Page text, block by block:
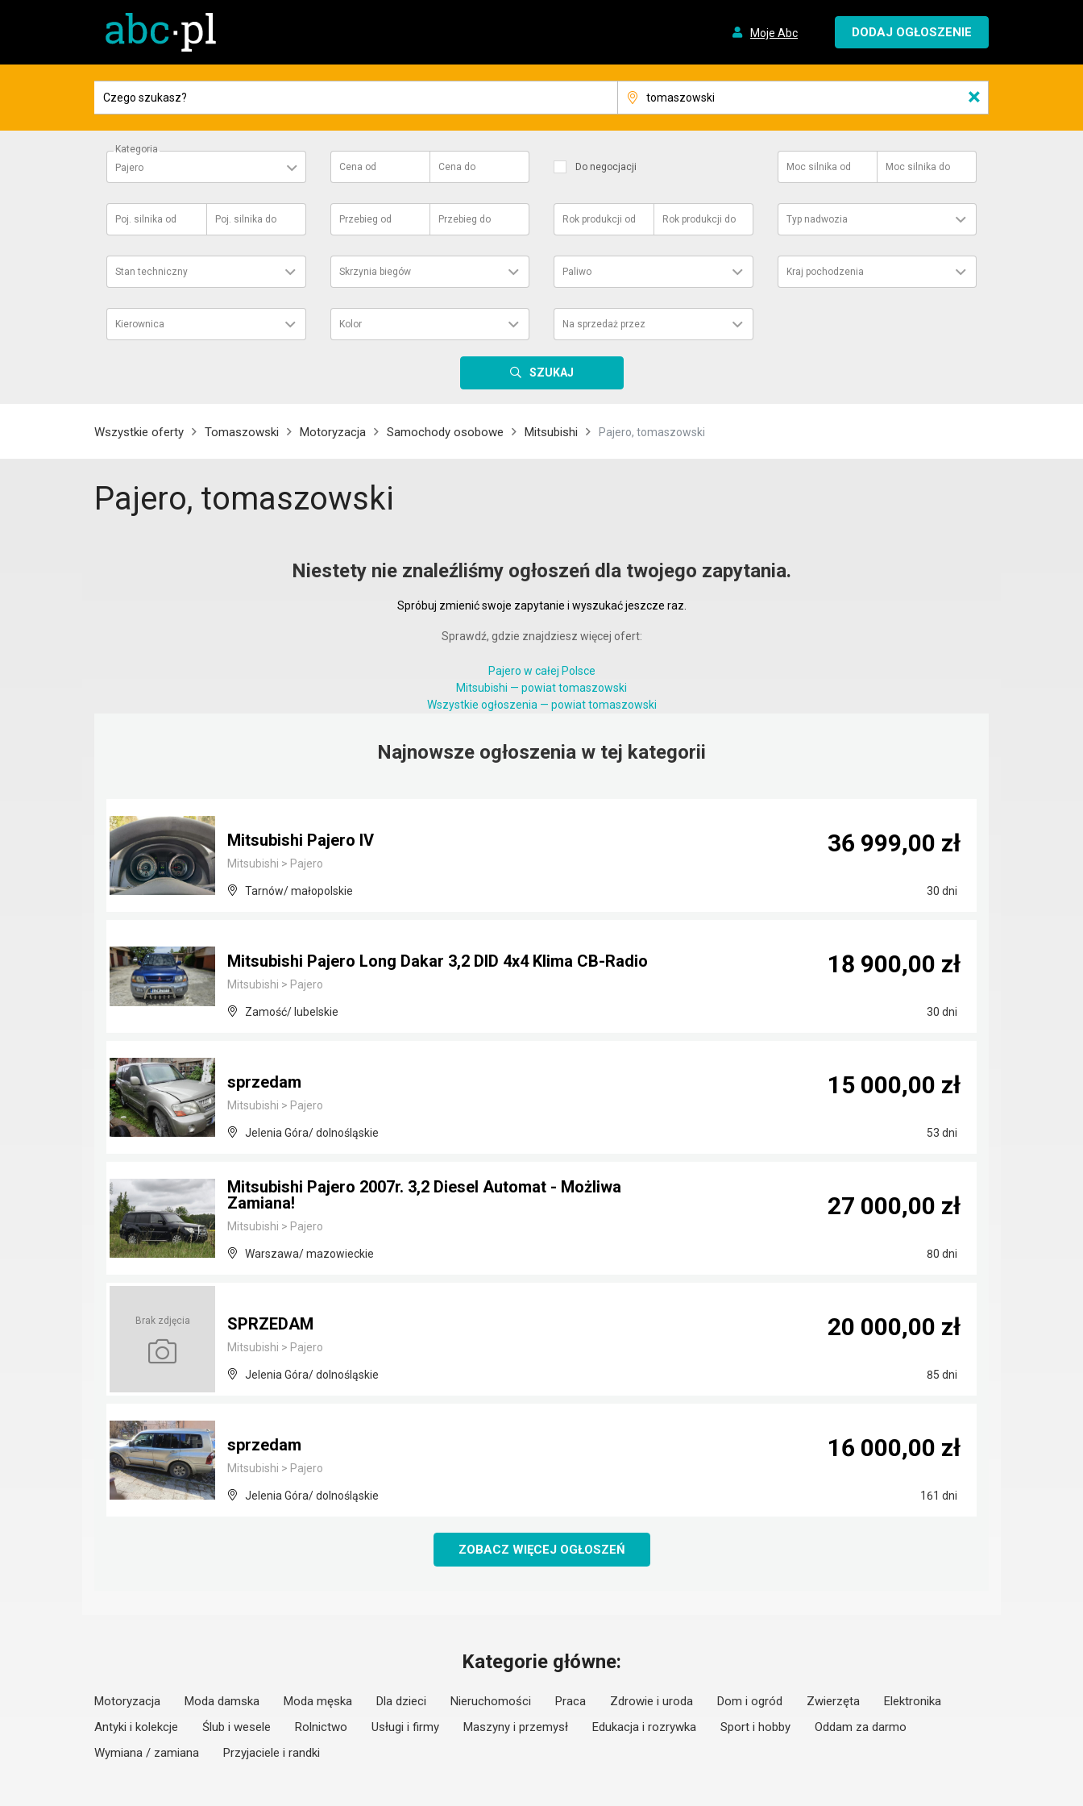
Moje Abc DODAJ OGŁOSZENIE
×
Kategoria
Pajero
Cena od Cena do Do negocjacji Moc silnika od Moc silnika do
Poj. silnika od Poj. silnika do Przebieg od Przebieg do Rok produkcji od Rok produkcji do Typ nadwozia
Stan techniczny Skrzynia biegów Paliwo Kraj pochodzenia
Kierownica Kolor Na sprzedaż przez
SZUKAJ
Wszystkie oferty Tomaszowski Motoryzacja Samochody osobowe Mitsubishi Pajero, tomaszowski
Pajero, tomaszowski
Niestety nie znaleźliśmy ogłoszeń dla twojego zapytania.
Spróbuj zmienić swoje zapytanie i wyszukać jeszcze raz.
Sprawdź, gdzie znajdziesz więcej ofert:
Pajero w całej Polsce
Mitsubishi — powiat tomaszowski
Wszystkie ogłoszenia — powiat tomaszowski
Najnowsze ogłoszenia w tej kategorii
Mitsubishi Pajero IV
Mitsubishi > Pajero
Tarnów/ małopolskie 30 dni
36 999,00 zł
Mitsubishi Pajero Long Dakar 3,2 DID 4x4 Klima CB-Radio
Mitsubishi > Pajero
Zamość/ lubelskie 30 dni
18 900,00 zł
sprzedam
Mitsubishi > Pajero
Jelenia Góra/ dolnośląskie 53 dni
15 000,00 zł
Mitsubishi Pajero 2007r. 3,2 Diesel Automat - Możliwa
Zamiana!
Mitsubishi > Pajero
Warszawa/ mazowieckie 80 dni
27 000,00 zł
Brak zdjęcia SPRZEDAM
Mitsubishi > Pajero
Jelenia Góra/ dolnośląskie 85 dni
20 000,00 zł
sprzedam
Mitsubishi > Pajero
Jelenia Góra/ dolnośląskie 161 dni
16 000,00 zł
ZOBACZ WIĘCEJ OGŁOSZEŃ
Kategorie główne:
Motoryzacja Moda damska Moda męska Dla dzieci Nieruchomości Praca Zdrowie i uroda Dom i ogród Zwierzęta
Elektronika
Antyki i kolekcje
Ślub i wesele Rolnictwo Usługi i firmy Maszyny i przemysł Edukacja i rozrywka Sport i hobby
Oddam za darmo
Wymiana / zamiana
Przyjaciele i randki